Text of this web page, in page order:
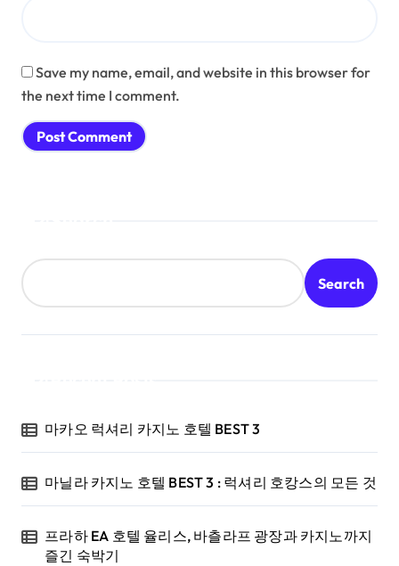
Save my name, email, and website in this browser for
the next time I comment.
Search
마카오 럭셔리 카지노 호텔 BEST 3
마닐라 카지노 호텔 BEST 3 : 럭셔리 호캉스의 모든 것
프라하 EA 호텔 율리스, 바츨라프 광장과 카지노까지
즐긴 숙박기